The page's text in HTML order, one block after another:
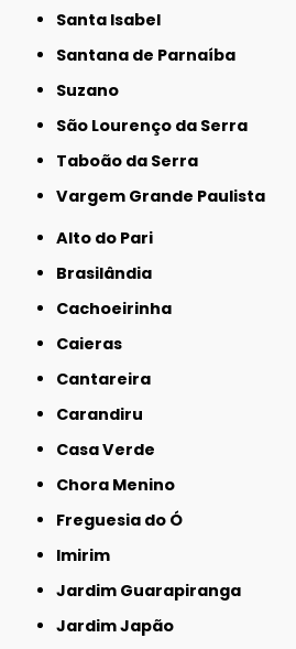
Santa Isabel
Santana de Parnaíba
Suzano
São Lourenço da Serra
Taboão da Serra
Vargem Grande Paulista
Alto do Pari
Brasilândia
Cachoeirinha
Caieras
Cantareira
Carandiru
Casa Verde
Chora Menino
Freguesia do Ó
Imirim
Jardim Guarapiranga
Jardim Japão